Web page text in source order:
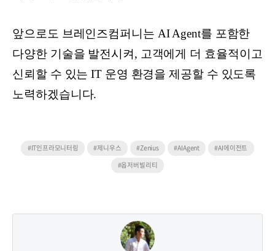
앞으로도 브레인즈컴퍼니는 AI Agent를 포함한
다양한 기술을 발전시켜, 고객에게 더 효율적이고
신뢰할 수 있는 IT 운영 환경을 제공할 수 있도록
노력하겠습니다.
#IT인프라모니터링 #제니우스 #Zenius #AIAgent
#AI에이전트
#옵저버빌리티